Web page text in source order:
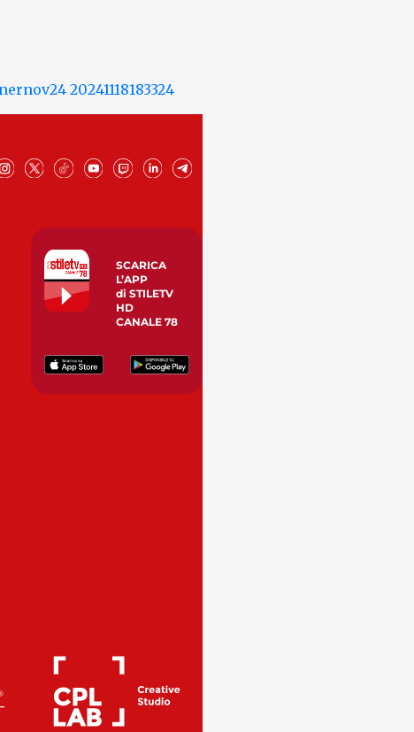
SCARICA
L’APP
di STILETV
HD
CANALE 78